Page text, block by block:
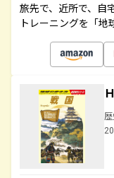
旅先で、近所で、自
トレーニングを「